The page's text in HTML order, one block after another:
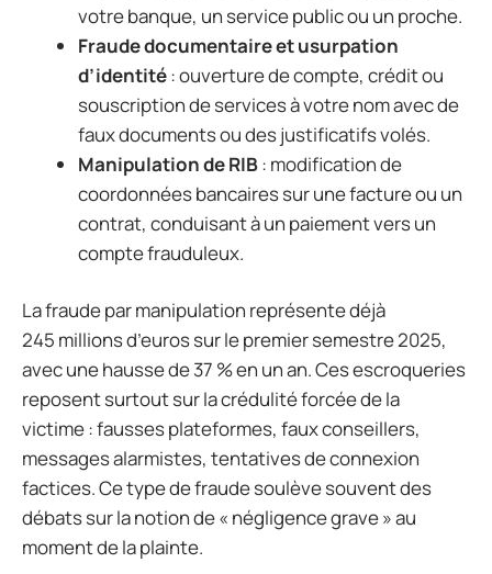
votre banque, un service public ou un proche.
Fraude documentaire et usurpation
d’identité: ouverture de compte, crédit ou
souscription de services à votre nom avec de
faux documents ou des justificatifs volés.
Manipulation de RIB: modification de
coordonnées bancaires sur une facture ou un
contrat, conduisant à un paiement vers un
compte frauduleux.
La fraude par manipulation représente déjà
245 millions d’euros sur le premier semestre 2025,
avec une hausse de 37 % en un an. Ces escroqueries
reposent surtout sur la crédulité forcée de la
victime : fausses plateformes, faux conseillers,
messages alarmistes, tentatives de connexion
factices. Ce type de fraude soulève souvent des
débats sur la notion de « négligence grave » au
moment de la plainte.